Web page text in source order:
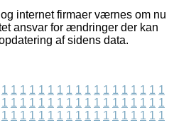
internet firmaer værnes om nu
ansvar for ændringer der kan
af sidens data.
1 1 1 1 1 1 1 1 1 1 1 1 1 1 1 1 1 1
1 1 1 1 1 1 1 1 1 1 1 1 1 1 1 1 1 1
1 1 1 1 1 1 1 1 1 1 1 1 1 1 1 1 1 1